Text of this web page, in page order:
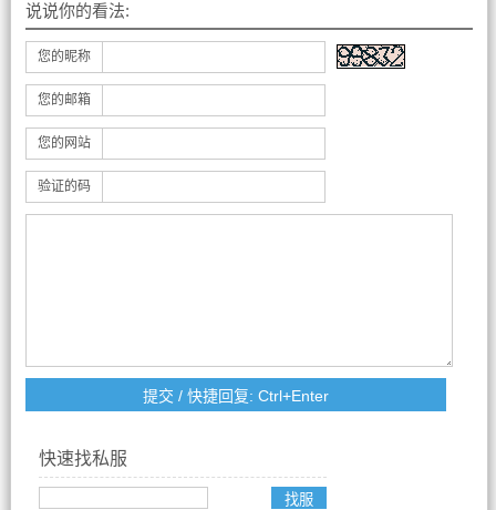
说说你的看法:
您的昵称
您的邮箱
您的网站
验证的码
快速找私服